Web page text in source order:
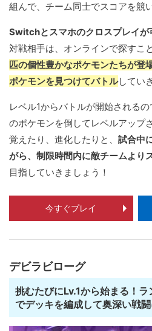
組んで、チーム同士でスコアを競
Switchとスマホのクロスプレイが
対戦相手は、オンラインで探すこ
匹の個性豊かなポケモンたちが登
ポケモンを見つけてバトルしてい
レベル1からバトルが開始される
のポケモンを倒してレベルアップ
覚えたり、進化したりと、 試合中
がら、制限時間内に敵チームより
目指していきましょう！
今すぐプレイ
デビラビローグ
挑むたびにLv.1から始まる！
でデッキを編成して奥深い戦